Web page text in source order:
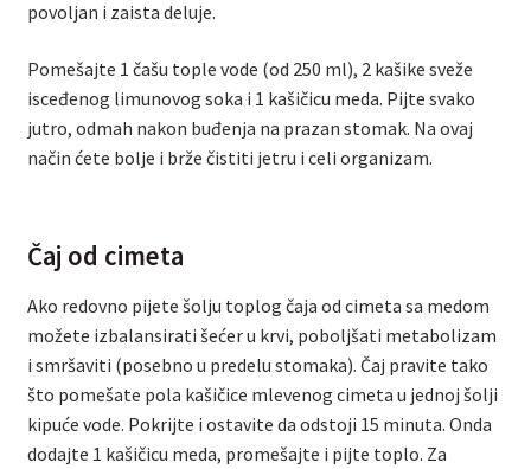
povoljan i zaista deluje.
Pomešajte 1 čašu tople vode (od 250 ml), 2 kašike sveže
isceđenog limunovog soka i 1 kašičicu meda. Pijte svako
jutro, odmah nakon buđenja na prazan stomak. Na ovaj
način ćete bolje i brže čistiti jetru i celi organizam.
Čaj od cimeta
Ako redovno pijete šolju toplog čaja od cimeta sa medom
možete izbalansirati šećer u krvi, poboljšati metabolizam
i smršaviti (posebno u predelu stomaka). Čaj pravite tako
što pomešate pola kašičice mlevenog cimeta u jednoj šolji
kipuće vode. Pokrijte i ostavite da odstoji 15 minuta. Onda
dodajte 1 kašičicu meda, promešajte i pijte toplo. Za